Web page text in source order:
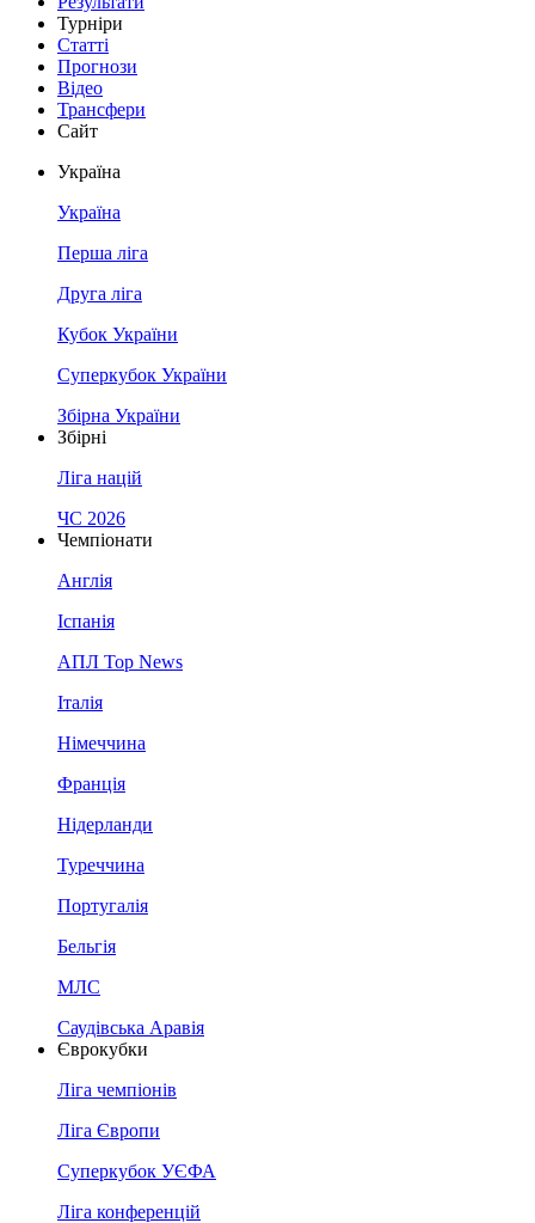
Турніри
Статті
Прогнози
Відео
Трансфери
Сайт
Україна
Україна
Перша ліга
Друга ліга
Кубок України
Суперкубок України
Збірна України
Збірні
Ліга націй
ЧС 2026
Чемпіонати
Англія
Іспанія
АПЛ Top News
Італія
Німеччина
Франція
Нідерланди
Туреччина
Португалія
Бельгія
МЛС
Саудівська Аравія
Єврокубки
Ліга чемпіонів
Ліга Європи
Суперкубок УЄФА
Ліга конференцій